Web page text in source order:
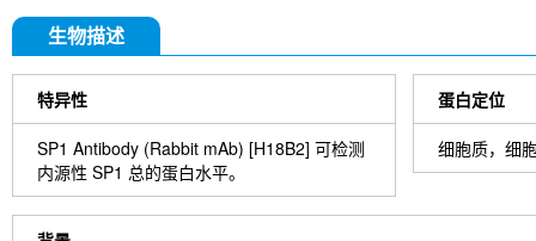
封片
1. 抗荧光淬灭封片剂封片。
3. 将载玻片放入玻片盒中 4°C 避光保存。
7. 去除抗体溶液，用洗涤缓冲液洗涤切片 3 次，每次 5 分钟。
8. 用 1-3 滴所需的 HRPA 覆盖切片。 在加湿室中室温孵育 30 分钟
9. 用洗涤缓冲液洗涤切片 3 次，每次 5 分钟。
10. 使用前将 DAB 显色剂浓缩液加入 DAB 稀释液中并充分混合。
11. 在每个切片上涂抹 100–400 µl DAB 并密切监测。 1-10 分钟通
13. 如果需要，用苏木精复染切片。
14. 用 dH2O 清洗切片两次，每次 5 分钟。
15. 切片脱水：95%乙醇孵育切片两次，每次 10 秒； 在 100% 乙
16. 用盖玻片和封固剂封固切片。
生物描述
特异性
SP1 Antibody (Rabbit mAb) [H18B2] 可检测
内源性 SP1 总的蛋白水平。
蛋白定位
细胞质，细